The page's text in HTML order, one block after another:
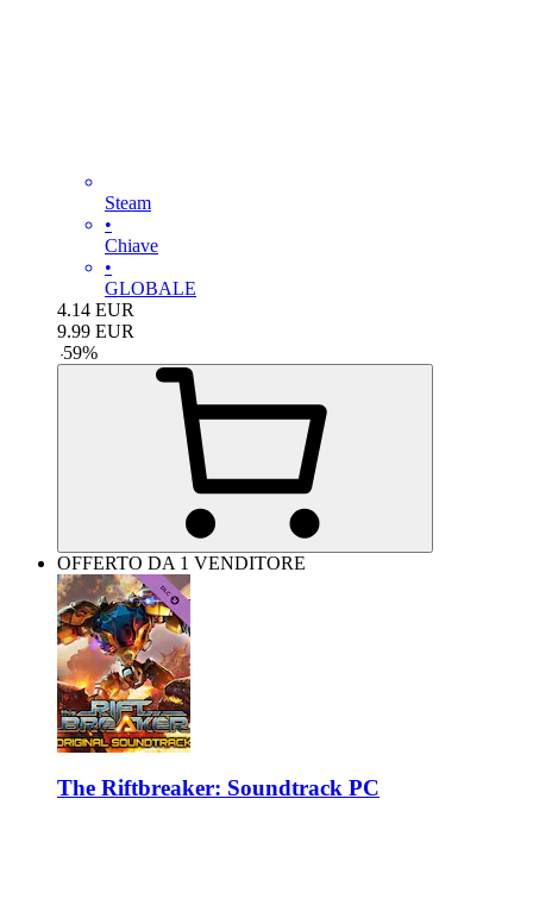
Steam
•
Chiave
•
GLOBALE
4.14 EUR
9.99 EUR
-59%
OFFERTO DA 1 VENDITORE
The Riftbreaker: Soundtrack PC